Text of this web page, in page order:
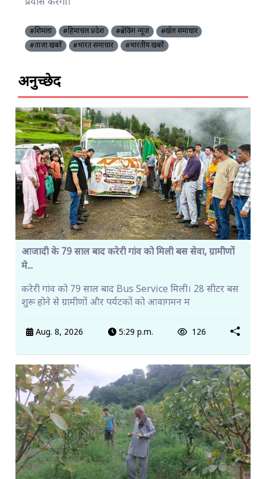
प्रयास करेंगी।
#शिमला #हिमाचल प्रदेश #ब्रेकिंग न्यूज़
#खेल समाचार
#ताज़ा खबरें
#भारत समाचार #भारतीय खबरें
अनुच्छेद
आजादी के 79 साल बाद करेरी गांव को मिली बस सेवा, ग्रामीणों
मे...
करेरी गांव को 79 साल बाद Bus Service मिली। 28 सीटर बस
शुरू होने से ग्रामीणों और पर्यटकों को आवागमन म
Aug. 8, 2026 5:29 p.m. 126